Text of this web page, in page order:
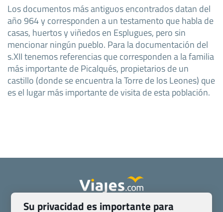
Los documentos más antiguos encontrados datan del
año 964 y corresponden a un testamento que habla de
casas, huertos y viñedos en Esplugues, pero sin
mencionar ningún pueblo. Para la documentación del
s.XII tenemos referencias que corresponden a la familia
más importante de Picalqués, propietarios de un
castillo (donde se encuentra la Torre de los Leones) que
es el lugar más importante de visita de esta población.
Quienes somos Contacto
Su privacidad es importante para